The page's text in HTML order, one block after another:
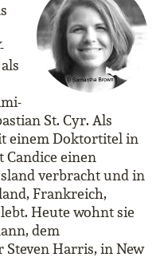
-
St. Cyr. Als
einem Doktortitel in
Candice einen
verbracht und in
Frankreich,
Heute wohnt sie
dem
Harris, in New